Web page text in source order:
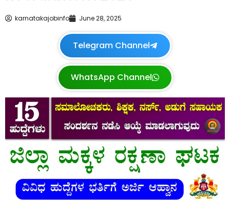
karnatakajobinfo June 28, 2025
Telegram Channel
WhatsApp Channel